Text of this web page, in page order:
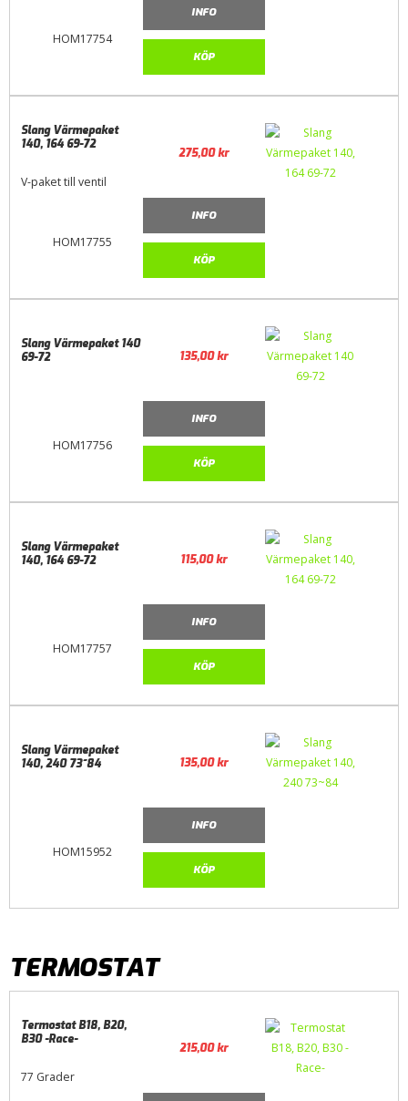
HOM17754
INFO
KÖP
HOM17755
Slang Värmepaket
140, 164 69-72
V-paket till ventil
275,00kr
INFO
KÖP
HOM17756
Slang Värmepaket 140
69-72
135,00kr
INFO
KÖP
HOM17757
Slang Värmepaket
140, 164 69-72
115,00kr
INFO
KÖP
HOM15952
Slang Värmepaket
140, 240 73~84
135,00kr
INFO
KÖP
TERMOSTAT
Termostat B18, B20,
B30 -Race-
77 Grader
215,00kr